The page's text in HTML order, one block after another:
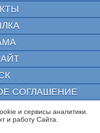
СОГЛАШЕНИЕ
CURATOR
"3ДНьюс" | Свидетельство о
и сервисы аналитики.
и работу Cайта.